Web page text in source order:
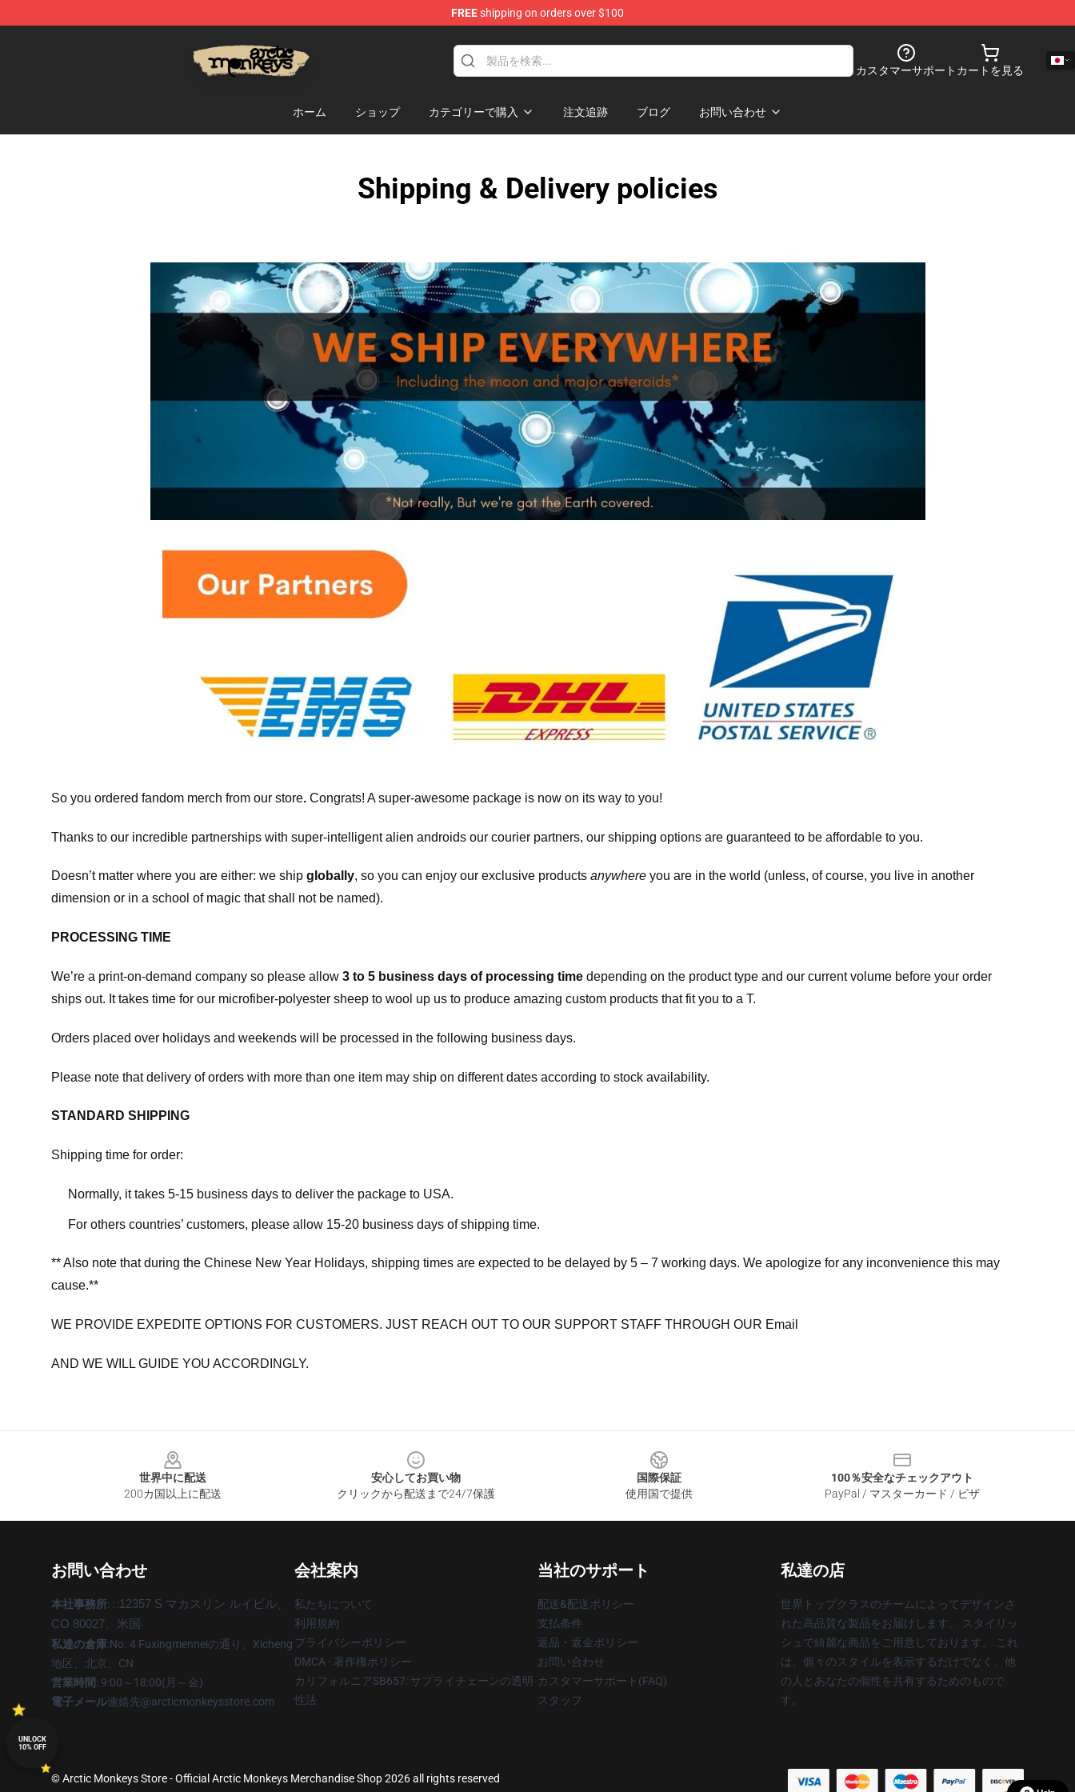
FREEshipping on orders over $100
カスタマーサポート カートを見る
ホーム ショップ カテゴリーで購入 注文追跡 ブログ お問い合わせ
Shipping & Delivery policies
So you ordered fandom merch from our store. Congrats! A super-awesome package is now on its way to you!
Thanks to our incredible partnerships with super-intelligent alien androids our courier partners, our shipping options are guaranteed to be affordable to you.
Doesn’t matter where you are either: we ship globally, so you can enjoy our exclusive products anywhere you are in the world (unless, of course, you live in another
dimension or in a school of magic that shall not be named).
PROCESSING TIME
We’re a print-on-demand company so please allow 3 to 5 business days of processing time depending on the product type and our current volume before your order
ships out. It takes time for our microfiber-polyester sheep to wool up us to produce amazing custom products that fit you to a T.
Orders placed over holidays and weekends will be processed in the following business days.
Please note that delivery of orders with more than one item may ship on different dates according to stock availability.
STANDARD SHIPPING
Shipping time for order:
Normally, it takes 5-15 business days to deliver the package to USA.
For others countries’ customers, please allow 15-20 business days of shipping time.
** Also note that during the Chinese New Year Holidays, shipping times are expected to be delayed by 5 – 7 working days. We apologize for any inconvenience this may
cause.**
WE PROVIDE EXPEDITE OPTIONS FOR CUSTOMERS. JUST REACH OUT TO OUR SUPPORT STAFF THROUGH OUR Email
AND WE WILL GUIDE YOU ACCORDINGLY.
世界中に配送
200カ国以上に配送
安心してお買い物
クリックから配送まで24/7保護
国際保証
使用国で提供
100％安全なチェックアウト
PayPal / マスターカード / ビザ
お問い合わせ
本社事務所: : :12357 S マカスリン ルイビル、
CO 80027、米国
私達の倉庫:No. 4 Fuxingmenneiの通り、Xicheng
地区、北京、CN
営業時間: 9:00～18:00(月～金)
電子メール連絡先@arcticmonkeysstore.com
会社案内
私たちについて
利用規約
プライバシーポリシー
DMCA - 著作権ポリシー
カリフォルニアSB657: サプライチェーンの透明
性法
当社のサポート
配送&配送ポリシー
支払条件
返品・返金ポリシー
お問い合わせ
カスタマーサポート(FAQ)
スタッフ
私達の店
世界トップクラスのチームによってデザインさ
れた高品質な製品をお届けします。 スタイリッ
シュで綺麗な商品をご用意しております。 これ
は、個々のスタイルを表示するだけでなく、他
の人とあなたの個性を共有するためのもので
す。
© Arctic Monkeys Store - Official Arctic Monkeys Merchandise Shop 2026 all rights reserved
UNLOCK
10% OFF